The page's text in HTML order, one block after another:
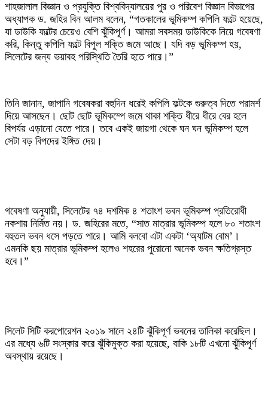
‎শাহজালাল বিজ্ঞান ও প্রযুক্তি বিশ্ববিদ্যালয়ের পুর ও পরিবেশ বিজ্ঞান বিভাগের
অধ্যাপক ড. জহির বিন আলম বলেন, “গতকালের ভূমিকম্প কপিলি ফল্টে হয়েছে,
যা ডাউকি ফল্টের চেয়েও বেশি ঝুঁকিপূর্ণ। আমরা সবসময় ডাউকিকে নিয়ে গবেষণা
করি, কিন্তু কপিলি ফল্টে বিপুল শক্তি জমে আছে। যদি বড় ভূমিকম্প হয়,
সিলেটের জন্য ভয়াবহ পরিস্থিতি তৈরি হতে পারে।”
‎তিনি জানান, জাপানি গবেষকরা বহুদিন ধরেই কপিলি ফল্টকে গুরুত্ব দিতে পরামর্শ
দিয়ে আসছেন। ছোট ছোট ভূমিকম্পে জমে থাকা শক্তি ধীরে ধীরে বের হলে
বিপর্যয় এড়ানো যেতে পারে। তবে একই জায়গা থেকে ঘন ঘন ভূমিকম্প হলে
সেটা বড় বিপদের ইঙ্গিত দেয়।
‎গবেষণা অনুযায়ী, সিলেটের ৭৪ দশমিক ৪ শতাংশ ভবন ভূমিকম্প প্রতিরোধী
নকশায় নির্মিত নয়। ড. জহিরের মতে, “সাত মাত্রার ভূমিকম্প হলে ৮০ শতাংশ
বহুতল ভবন ধসে পড়তে পারে। আমি বলবো এটা একটা ‘অ্যাটম বোম’।
এমনকি ছয় মাত্রার ভূমিকম্প হলেও শহরের পুরোনো অনেক ভবন ক্ষতিগ্রস্ত
হবে।”
‎সিলেট সিটি করপোরেশন ২০১৯ সালে ২৪টি ঝুঁকিপূর্ণ ভবনের তালিকা করেছিল।
এর মধ্যে ৬টি সংস্কার করে ঝুঁকিমুক্ত করা হয়েছে, বাকি ১৮টি এখনো ঝুঁকিপূর্ণ
অবস্থায় রয়েছে।